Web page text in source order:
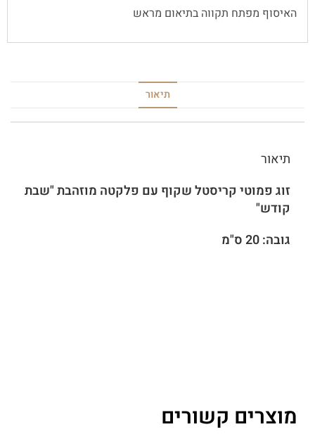
האיסוף מפתח תקווה בתיאום מראש
תיאור
תיאור
זוג פמוטי קריסטל שקוף עם פלקטה מוזהבת "שבת
קודש"
גובה: 20 ס"מ
מוצרים קשורים